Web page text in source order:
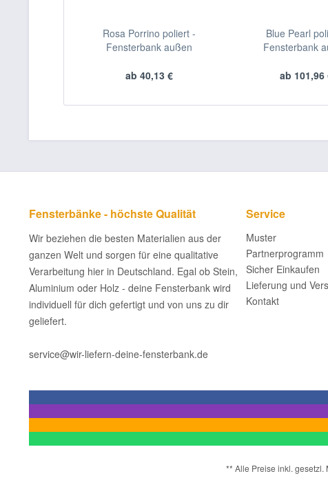
Rosa Porrino poliert -
Fensterbank außen
ab 40,13 €
Blue Pearl
Fensterbank
ab 101,96
Fensterbänke - höchste Qualität
Wir beziehen die besten Materialien aus der
ganzen Welt und sorgen für eine qualitative
Verarbeitung hier in Deutschland. Egal ob Stein,
Aluminium oder Holz - deine Fensterbank wird
individuell für dich gefertigt und von uns zu dir
geliefert.
service@wir-liefern-deine-fensterbank.de
Service
Muster
Partnerprogramm
Sicher Einkaufen
Lieferung und
Kontakt
** Alle Preise inkl. gesetzl.